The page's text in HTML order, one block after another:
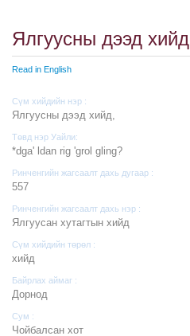
Ялгуусны дээд хийд
Read in English
Сүм хийдийн нэр :
Ялгуусны дээд хийд,
Төвд нэр Уайли:
*dga' ldan rig 'grol gling?
Ринченгийн жагсаалт дахь дугаар :
557
Ринченгийн жагсаалт дахь нэр :
Ялгуусан хутагтын хийд
Сүм хийдийн төрөл :
хийд
Байрлах аймаг :
Дорнод
Сум :
Чойбалсан хот